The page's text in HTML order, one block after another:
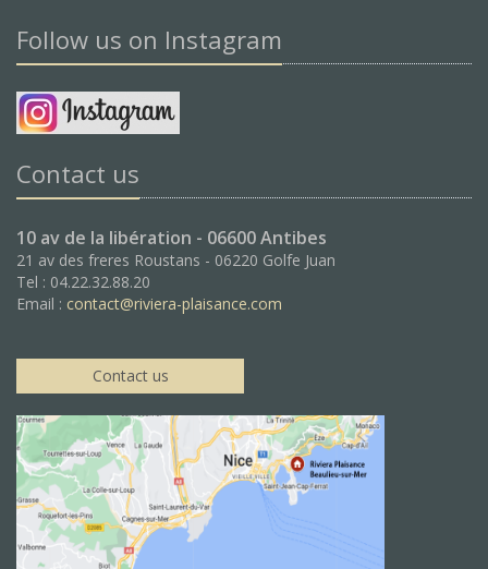
Follow us on Instagram
Contact us
10 av de la libération - 06600 Antibes
21 av des freres Roustans - 06220 Golfe Juan
Tel : 04.22.32.88.20
Email : contact@riviera-plaisance.com
Contact us